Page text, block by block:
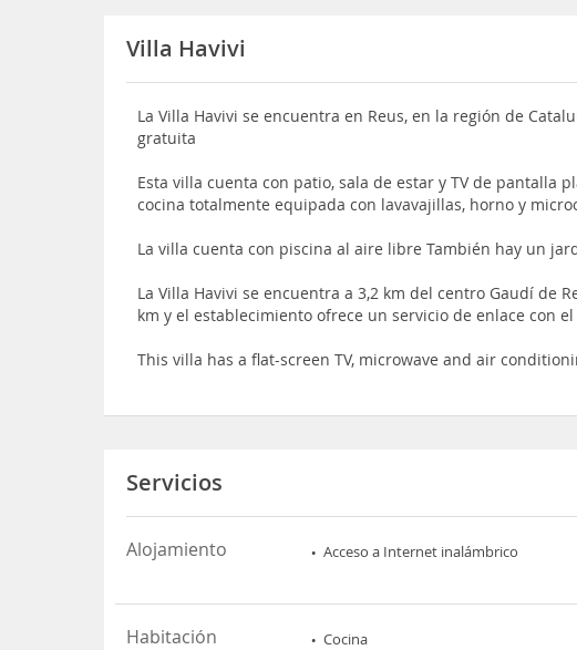
Villa Havivi
La Villa Havivi se encuentra en Reus, en la región de
gratuita
Esta villa cuenta con patio, sala de estar y TV de pantalla
cocina totalmente equipada con lavavajillas, horno y
La villa cuenta con piscina al aire libre También hay un
La Villa Havivi se encuentra a 3,2 km del centro Gaudí de
km y el establecimiento ofrece un servicio de enlace con
This villa has a flat-screen TV, microwave and air
Servicios
Alojamiento Acceso a Internet inalámbrico
Habitación Cocina